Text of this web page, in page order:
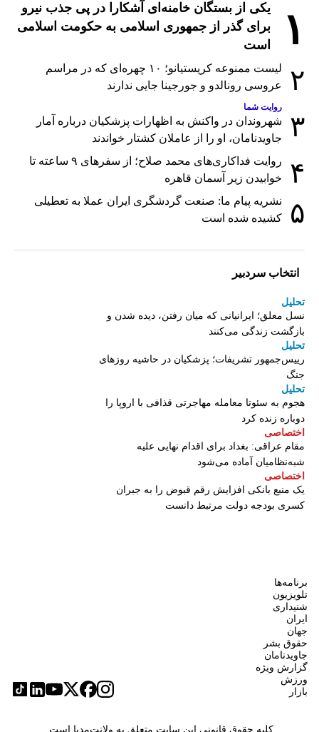
۱
یکی از بستگان خامنه‌ای آشکارا در پی جذب نیرو
برای گذر از جمهوری اسلامی به حکومت اسلامی
است
۲
لیست ممنوعه کریستیانو؛ ۱۰ چهره‌ای که در مراسم
عروسی رونالدو و جورجینا جایی ندارند
۳
روایت شما
شهروندان در واکنش به اظهارات پزشکیان درباره آمار
جاویدنامان، او را از عاملان کشتار خواندند
۴
روایت فداکاری‌های محمد صلاح؛ از سفرهای ۹ ساعته تا
خوابیدن زیر آسمان قاهره
۵
نشریه پیام ما: صنعت گردشگری ایران عملا به تعطیلی
کشیده شده است
انتخاب سردبیر
تحلیل
نسل معلق؛ ایرانیانی که میان رفتن، دیده شدن و
بازگشت زندگی می‌کنند
تحلیل
رییس‌جمهور تشریفات؛ پزشکیان در حاشیه روزهای
جنگ
تحلیل
هجوم به سئوتا معامله مهاجرتی قذافی با اروپا را
دوباره زنده کرد
اختصاصی
مقام عراقی: بغداد برای اقدام نهایی علیه
شبه‌نظامیان آماده می‌شود
اختصاصی
یک منبع بانکی افزایش رقم قبوض را به جبران
کسری بودجه دولت مرتبط دانست
برنامه‌ها
تلویزیون
شنیداری
ایران
جهان
حقوق بشر
جاویدنامان
گزارش ویژه
ورزش
بازار
کلیه حقوق قانونی این سایت متعلق به ولانت‌مدیا است.